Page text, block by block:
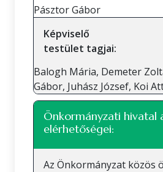
Pásztor Gábor
Képviselő
testület tagjai:
Balogh Mária, Demeter
Gábor, Juhász József, Koi
Önkormányzati hivatal
elérhetőségei:
Az Önkormányzat közös